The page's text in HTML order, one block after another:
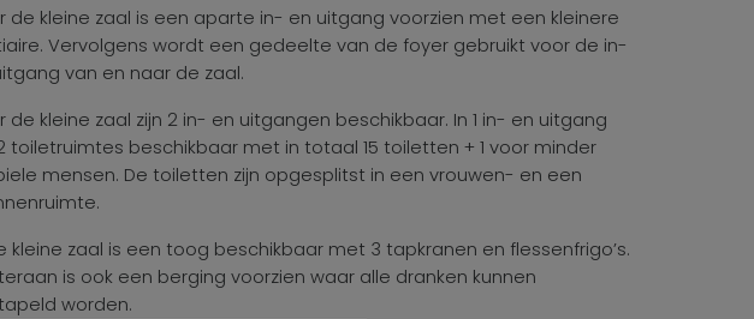
de kleine zaal is een aparte in- en uitgang voorzien met een kleinere
Vervolgens wordt een gedeelte van de foyer gebruikt voor de in-
van en naar de zaal.
de kleine zaal zijn 2 in- en uitgangen beschikbaar. In 1 in- en uitgang
toiletruimtes beschikbaar met in totaal 15 toiletten + 1 voor minder
mensen. De toiletten zijn opgesplitst in een vrouwen- en een
kleine zaal is een toog beschikbaar met 3 tapkranen en flessenfrigo’s.
is ook een berging voorzien waar alle dranken kunnen
worden.